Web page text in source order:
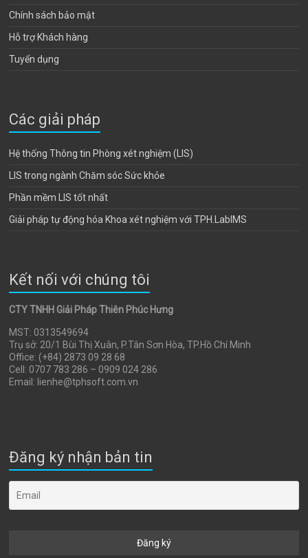
Chính sách bảo mật
Hỗ trợ Khách hàng
Tuyển dụng
Các giải pháp
Hệ thống Thông tin Phòng xét nghiệm (LIS)
LIS trong ngành Chăm sóc Sức khỏe
Phần mềm LIS tốt nhất
Giải pháp tự động hóa Khoa xét nghiệm với TPH.LabIMS
Kết nối với chúng tôi
CTY TNHH Giải Pháp Thiên Phúc Hưng
MST: 0313549694
Trụ sở: 20/1 Bùi Thị Xuân, P.Tân Sơn Hòa, TP.Hồ Chí Minh
Office: (+84) 2873 09 28 68
Cell: 0707 783 286 – 0909 024 286
Email: lienhe@tphsoft.com.vn
Đăng ký nhận bản tin